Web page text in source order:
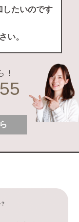
したいのです
い。